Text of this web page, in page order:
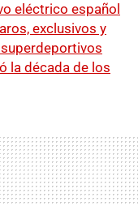
eléctrico español
exclusivos y
la década de los